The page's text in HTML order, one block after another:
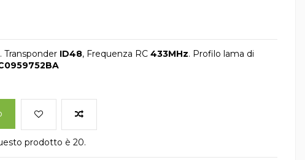
Transponder ID48, Frequenza RC 433MHz. Profilo lama di
prodotto è 20.